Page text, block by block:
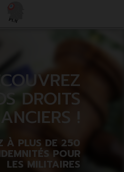
VOS DROITS
!
À PLUS DE 250
INDEMNITÉS POUR
LES MILITAIRES